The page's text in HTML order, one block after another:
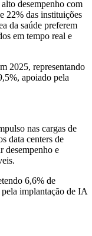
desempenho com
22% das instituições
da saúde preferem
em tempo real e
2025, representando
apoiado pela
nas cargas de
data centers de
desempenho e
6,6% de
implantação de IA